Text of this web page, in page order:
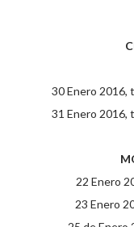
30 Enero 2016,
31 Enero 2016,
22 Enero
23 Enero